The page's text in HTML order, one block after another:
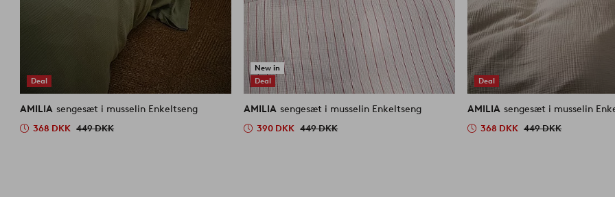
Deal
AMILIA sengesæt i musselin Enkeltseng
368 DKK 449 DKK
New in
Deal
AMILIA sengesæt i musselin Enkeltseng
390 DKK 449 DKK
Deal
AMILIA sengesæt i musselin
368 DKK 449 DKK